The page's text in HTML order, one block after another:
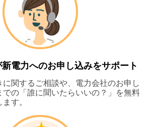
電力へのお申し込みをサポート
に関するご相談や、電力会社のお申し
での「誰に聞いたらいいの？」を無料
す。